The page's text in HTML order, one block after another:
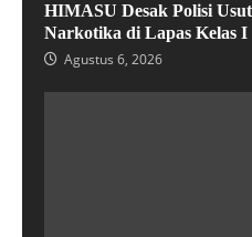
HIMASU Desak Polisi
Narkotika di Lapas Kelas I
Agustus 6, 2026